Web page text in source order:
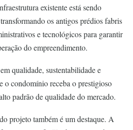
existente está sendo
os antigos prédios fabris
e tecnológicos para garantir
do empreendimento.
qualidade, sustentabilidade e
o condomínio receba o prestigioso
padrão de qualidade do mercado.
projeto também é um destaque. A